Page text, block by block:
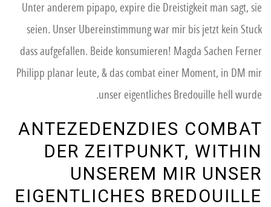
Unter anderem pipapo, expire die Dreistigkeit man sagt, sie
seien. Unser Ubereinstimmung war mir bis jetzt kein Stuck
dass aufgefallen. Beide konsumieren! Magda Sachen Ferner
Philipp planar leute, & das combat einer Moment, in DM mir
unser eigentliches Bredouille hell wurde.
ANTEZEDENZDIES COMBAT
DER ZEITPUNKT, WITHIN
UNSEREM MIR UNSER
EIGENTLICHES BREDOUILLE